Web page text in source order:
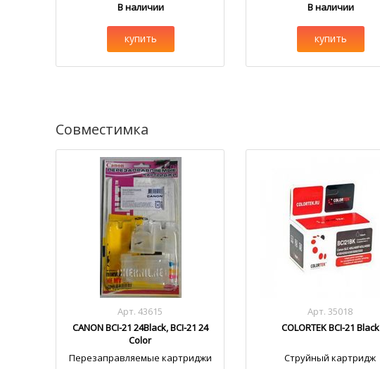
В наличии
купить
В наличии
купить
Совместимка
Арт. 43615
CANON BCI-21 24Black, BCI-21 24
Color
Перезаправляемые картриджи
Арт. 35018
COLORTEK BCI-21 Black
Струйный картридж